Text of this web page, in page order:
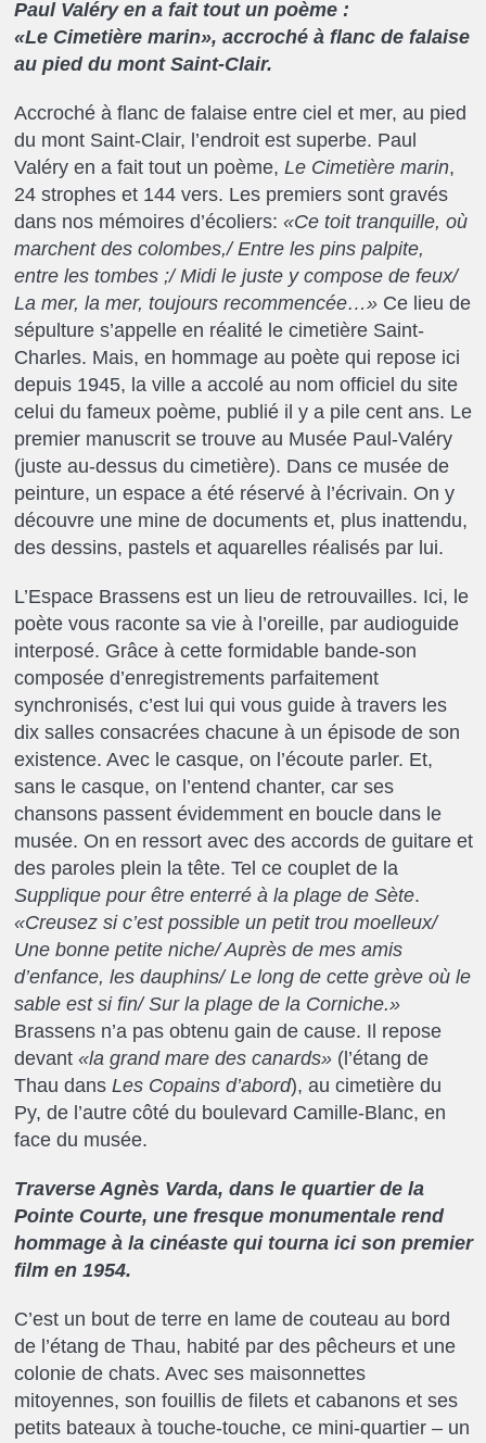
Paul Valéry en a fait tout un poème :
«Le Cimetière marin», accroché à flanc de falaise
au pied du mont Saint-Clair.
Accroché à flanc de falaise entre ciel et mer, au pied
du mont Saint-Clair, l’endroit est superbe. Paul
Valéry en a fait tout un poème, Le Cimetière marin,
24 strophes et 144 vers. Les premiers sont gravés
dans nos mémoires d’écoliers: «Ce toit tranquille, où
marchent des colombes,/ Entre les pins palpite,
entre les tombes ;/ Midi le juste y compose de feux/
La mer, la mer, toujours recommencée…»Ce lieu de
sépulture s’appelle en réalité le cimetière Saint-
Charles. Mais, en hommage au poète qui repose ici
depuis 1945, la ville a accolé au nom officiel du site
celui du fameux poème, publié il y a pile cent ans. Le
premier manuscrit se trouve au Musée Paul-Valéry
(juste au-dessus du cimetière). Dans ce musée de
peinture, un espace a été réservé à l’écrivain. On y
découvre une mine de documents et, plus inattendu,
des dessins, pastels et aquarelles réalisés par lui.
L’Espace Brassens est un lieu de retrouvailles. Ici, le
poète vous raconte sa vie à l’oreille, par audioguide
interposé. Grâce à cette formidable bande-son
composée d’enregistrements parfaitement
synchronisés, c’est lui qui vous guide à travers les
dix salles consacrées chacune à un épisode de son
existence. Avec le casque, on l’écoute parler. Et,
sans le casque, on l’entend chanter, car ses
chansons passent évidemment en boucle dans le
musée. On en ressort avec des accords de guitare et
des paroles plein la tête. Tel ce couplet de la
Supplique pour être enterré à la plage de Sète.
«Creusez si c’est possible un petit trou moelleux/
Une bonne petite niche/ Auprès de mes amis
d’enfance, les dauphins/ Le long de cette grève où le
sable est si fin/ Sur la plage de la Corniche.»
Brassens n’a pas obtenu gain de cause. Il repose
devant «la grand mare des canards»(l’étang de
Thau dansLes Copains d’abord), au cimetière du
Py, de l’autre côté du boulevard Camille-Blanc, en
face du musée.
Traverse Agnès Varda, dans le quartier de la
Pointe Courte, une fresque monumentale rend
hommage à la cinéaste qui tourna ici son premier
film en 1954.
C’est un bout de terre en lame de couteau au bord
de l’étang de Thau, habité par des pêcheurs et une
colonie de chats. Avec ses maisonnettes
mitoyennes, son fouillis de filets et cabanons et ses
petits bateaux à touche-touche, ce mini-quartier – un